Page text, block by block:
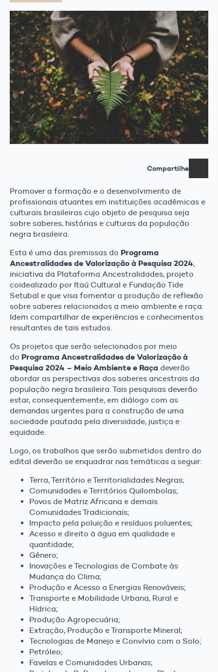
Compartilhe
Promover a formação e o desenvolvimento de
profissionais atuantes em instituições acadêmicas e
culturais brasileiras cujo objeto de pesquisa seja
sobre saberes, histórias e culturas da população
negra brasileira.
Esta é uma das premissas do Programa
Ancestralidades de Valorização à Pesquisa 2024,
iniciativa da Plataforma Ancestralidades, projeto
coidealizado por Itaú Cultural e Fundação Tide
Setubal e que visa fomentar a produção de reflexão
sobre saberes relacionados a meio ambiente e raça.
Idem compartilhar de experiências e conhecimentos
resultantes de tais estudos.
Os projetos que serão selecionados por meio
do Programa Ancestralidades de Valorização à
Pesquisa 2024 – Meio Ambiente e Raça deverão
abordar as perspectivas dos saberes ancestrais da
população negra brasileira. Tais pesquisas deverão
estar, consequentemente, em diálogo com as
demandas urgentes para a construção de uma
sociedade pautada pela diversidade, justiça e
equidade.
Logo, os trabalhos que serão submetidos dentro do
edital deverão se enquadrar nas temáticas a seguir:
Terra, Território e Territorialidades Negras;
Comunidades e Territórios Quilombolas;
Povos de Matriz Africana e demais
Comunidades Tradicionais;
Impacto pela poluição e resíduos poluentes;
Acesso e direito à água em qualidade e
quantidade;
Gênero;
Inovações e Tecnologias de Combate às
Mudança do Clima;
Produção e Acesso a Energias Renováveis;
Transporte e Mobilidade Urbana, Rural e
Hídrica;
Produção Agropecuária;
Extração, Produção e Transporte Mineral;
Tecnologias de Manejo e Convívio com o Solo;
Petróleo;
Favelas e Comunidades Urbanas;